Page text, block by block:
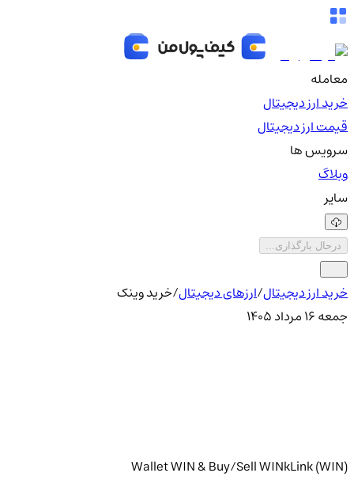
معامله
خرید ارز دیجیتال
قیمت ارز دیجیتال
سرویس ها
وبلاگ
سایر
درحال بارگذاری...
خرید ارز دیجیتال/ارزهای دیجیتال/خرید وینک
جمعه ۱۶ مرداد ۱۴۰۵
Wallet WIN & Buy/Sell WINkLink (WIN)